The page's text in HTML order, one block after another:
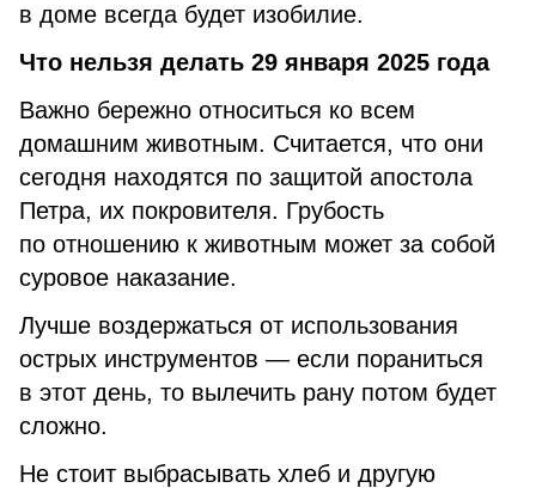
в доме всегда будет изобилие.
Что нельзя делать 29 января 2025 года
Важно бережно относиться ко всем
домашним животным. Считается, что они
сегодня находятся по защитой апостола
Петра, их покровителя. Грубость
по отношению к животным может за собой
суровое наказание.
Лучше воздержаться от использования
острых инструментов — если пораниться
в этот день, то вылечить рану потом будет
сложно.
Не стоит выбрасывать хлеб и другую